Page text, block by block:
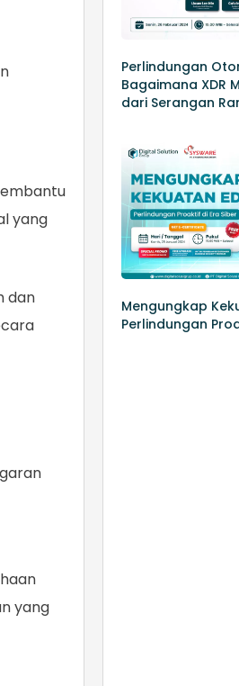
yang
dan
yang
Perlindungan
Bagaimana XDR
dari Serangan
Mengungkap
Perlindungan